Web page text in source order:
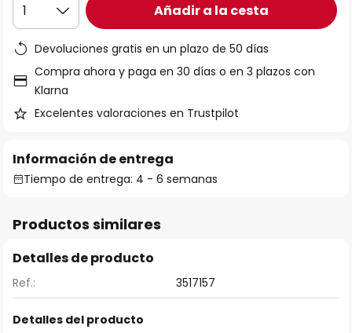
1 Añadir a la cesta
Devoluciones gratis en un plazo de 50 días
Compra ahora y paga en 30 días o en 3 plazos con
Klarna
Excelentes valoraciones en Trustpilot
Información de entrega
Tiempo de entrega: 4 - 6 semanas
Productos similares
Detalles de producto
Ref.: 3517157
Detalles del producto